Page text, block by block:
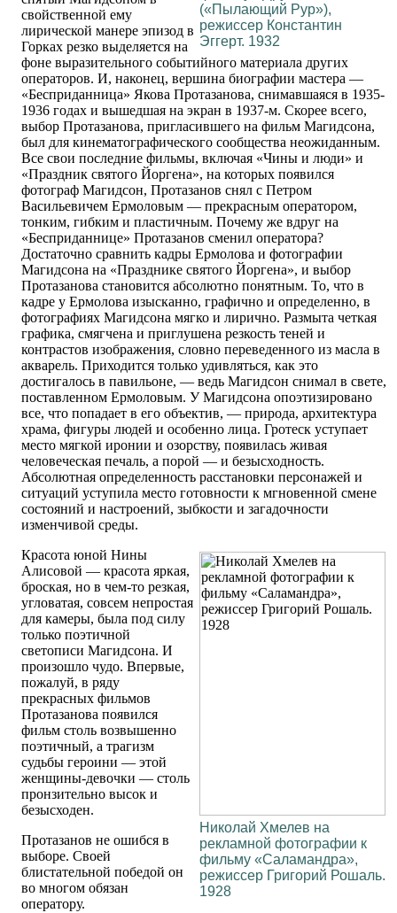
(«Пылающий Рур»),
режиссер Константин
Эггерт. 1932
свойственной ему
лирической манере эпизод в
Горках резко выделяется на
фоне выразительного событийного материала других
операторов. И, наконец, вершина биографии мастера —
«Бесприданница» Якова Протазанова, снимавшаяся в 1935-
1936 годах и вышедшая на экран в 1937-м. Скорее всего,
выбор Протазанова, пригласившего на фильм Магидсона,
был для кинематографического сообщества неожиданным.
Все свои последние фильмы, включая «Чины и люди» и
«Праздник святого Йоргена», на которых появился
фотограф Магидсон, Протазанов снял с Петром
Васильевичем Ермоловым — прекрасным оператором,
тонким, гибким и пластичным. Почему же вдруг на
«Бесприданнице» Протазанов сменил оператора?
Достаточно сравнить кадры Ермолова и фотографии
Магидсона на «Празднике святого Йоргена», и выбор
Протазанова становится абсолютно понятным. То, что в
кадре у Ермолова изысканно, графично и определенно, в
фотографиях Магидсона мягко и лирично. Размыта четкая
графика, смягчена и приглушена резкость теней и
контрастов изображения, словно переведенного из масла в
акварель. Приходится только удивляться, как это
достигалось в павильоне, — ведь Магидсон снимал в свете,
поставленном Ермоловым. У Магидсона опоэтизировано
все, что попадает в его объектив, — природа, архитектура
храма, фигуры людей и особенно лица. Гротеск уступает
место мягкой иронии и озорству, появилась живая
человеческая печаль, а порой — и безысходность.
Абсолютная определенность расстановки персонажей и
ситуаций уступила место готовности к мгновенной смене
состояний и настроений, зыбкости и загадочности
изменчивой среды.
Николай Хмелев на
рекламной фотографии к
фильму «Саламандра»,
режиссер Григорий Рошаль.
1928
Красота юной Нины
Алисовой — красота яркая,
броская, но в чем-то резкая,
угловатая, совсем непростая
для камеры, была под силу
только поэтичной
светописи Магидсона. И
произошло чудо. Впервые,
пожалуй, в ряду
прекрасных фильмов
Протазанова появился
фильм столь возвышенно
поэтичный, а трагизм
судьбы героини — этой
женщины-девочки — столь
пронзительно высок и
безысходен.
Протазанов не ошибся в
выборе. Своей
блистательной победой он
во многом обязан
оператору.